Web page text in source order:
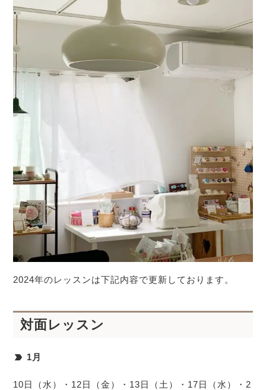
2024年のレッスンは下記内容で更新しております。
対面レッスン
1月
10日（水）・12日（金）・13日（土）・17日（水）・2